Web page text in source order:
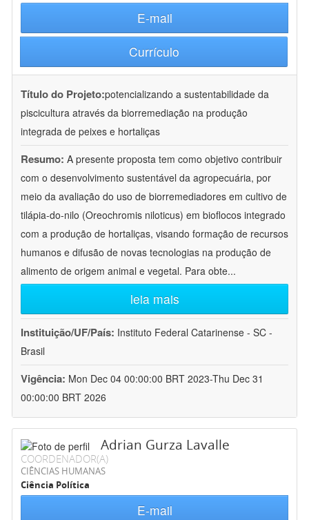
E-mail
Currículo
Título do Projeto:potencializando a sustentabilidade da
piscicultura através da biorremediação na produção
integrada de peixes e hortaliças
Resumo: A presente proposta tem como objetivo contribuir
com o desenvolvimento sustentável da agropecuária, por
meio da avaliação do uso de biorremediadores em cultivo de
tilápia-do-nilo (Oreochromis niloticus) em bioflocos integrado
com a produção de hortaliças, visando formação de recursos
humanos e difusão de novas tecnologias na produção de
alimento de origem animal e vegetal. Para obte...
leia mais
Instituição/UF/País: Instituto Federal Catarinense - SC -
Brasil
Vigência: Mon Dec 04 00:00:00 BRT 2023-Thu Dec 31
00:00:00 BRT 2026
Adrian Gurza Lavalle
COORDENADOR(A)
CIÊNCIAS HUMANAS
Ciência Política
E-mail